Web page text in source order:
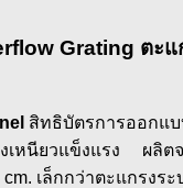
Grating ตะแ
สิทธิบัตรการออกแ
เหนียวแข็งแรง ผลิ
cm. เล็กกว่าตะแก